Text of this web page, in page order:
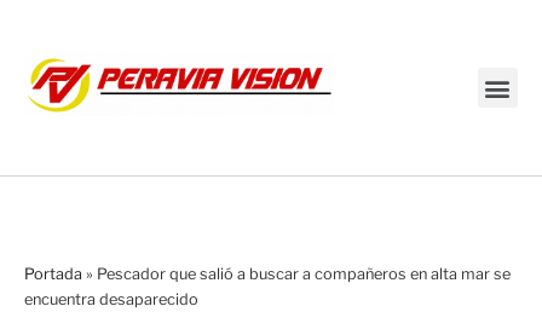
Portada » Pescador que salió a buscar a compañeros en alta mar se
encuentra desaparecido